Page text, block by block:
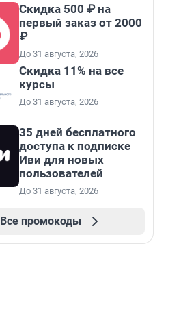
Скидка 500 ₽ на
первый заказ от 2000
₽
До 31 августа, 2026
Скидка 11% на все
курсы
До 31 августа, 2026
35 дней бесплатного
доступа к подписке
Иви для новых
пользователей
До 31 августа, 2026
Все промокоды